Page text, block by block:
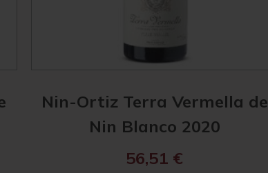
Nin-Ortiz Terra Vermella de
Nin Blanco 2020
56,51 €